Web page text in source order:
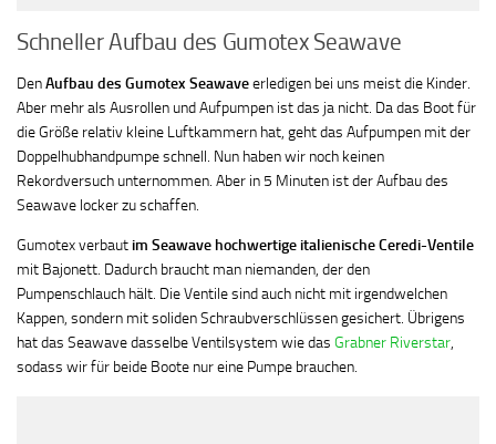
Schneller Aufbau des Gumotex Seawave
DenAufbau des Gumotex Seawaveerledigen bei uns meist die Kinder.
Aber mehr als Ausrollen und Aufpumpen ist das ja nicht. Da das Boot für
die Größe relativ kleine Luftkammern hat, geht das Aufpumpen mit der
Doppelhubhandpumpe schnell. Nun haben wir noch keinen
Rekordversuch unternommen. Aber in 5 Minuten ist der Aufbau des
Seawave locker zu schaffen.
Gumotex verbaut im Seawave hochwertige italienische Ceredi-Ventile
mit Bajonett. Dadurch braucht man niemanden, der den
Pumpenschlauch hält. Die Ventile sind auch nicht mit irgendwelchen
Kappen, sondern mit soliden Schraubverschlüssen gesichert. Übrigens
hat das Seawave dasselbe Ventilsystem wie das Grabner Riverstar,
sodass wir für beide Boote nur eine Pumpe brauchen.